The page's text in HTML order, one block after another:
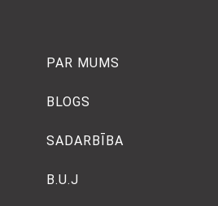
PAR MUMS
BLOGS
SADARBĪBA
B.U.J